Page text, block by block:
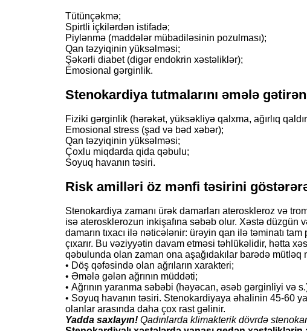
Tütünçəkmə;
Spirtli içkilərdən istifadə;
Piylənmə (maddələr mübadiləsinin pozulması);
Qan təzyiqinin yüksəlməsi;
Şəkərli diabet (digər endokrin xəstəliklər);
Emosional gərginlik.
Stenokardiya tutmalarını əmələ
Fiziki gərginlik (hərəkət, yüksəkliyə qalxma, ağırlıq
Emosional stress (şad və bəd xəbər);
Qan təzyiqinin yüksəlməsi;
Çoxlu miqdarda qida qəbulu;
Soyuq havanın təsiri.
Risk amilləri öz mənfi təsirini
Stenokardiya zamanı ürək damarları ateroskleroz və
isə aterosklerozun inkişafına səbəb olur. Xəstə düzgün
damarın tıxacı ilə nəticələnir: ürəyin qan ilə təminatı
çıxarır. Bu vəziyyətin davam etməsi təhlükəlidir, hətta
qəbulunda olan zaman ona aşağıdakılar barədə mütləq
• Döş qəfəsində olan ağrıların xarakteri;
• Əmələ gələn ağrının müddəti;
• Ağrının yaranma səbəbi (həyəcan, əsəb gərginliyi və
• Soyuq havanın təsiri. Stenokardiyaya əhalinin 45-60
olanlar arasında daha çox rast gəlinir.
Yadda saxlayın! Qadınlarda klimakterik dövrdə